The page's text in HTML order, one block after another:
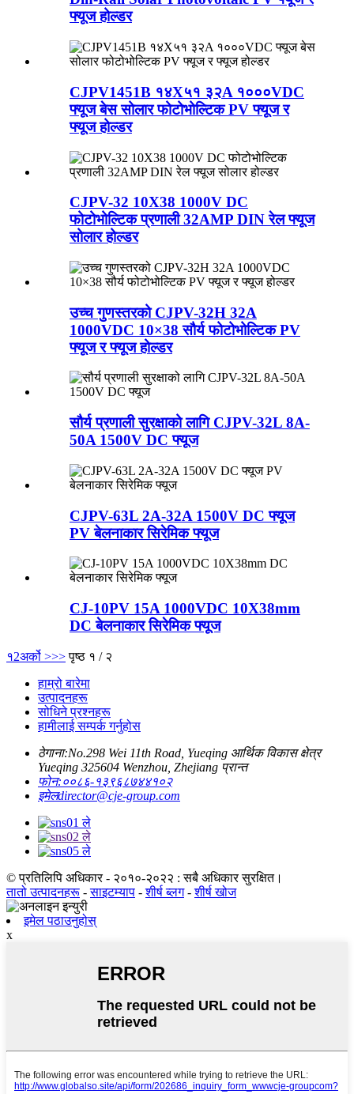
फ्यूज होल्डर
CJPV1451B १४X५१ ३२A १०००VDC
फ्यूज बेस सोलार फोटोभोल्टिक PV फ्यूज र
फ्यूज होल्डर
CJPV-32 10X38 1000V DC
फोटोभोल्टिक प्रणाली 32AMP DIN रेल फ्यूज
सोलार होल्डर
उच्च गुणस्तरको CJPV-32H 32A
1000VDC 10×38 सौर्य फोटोभोल्टिक PV
फ्यूज र फ्यूज होल्डर
सौर्य प्रणाली सुरक्षाको लागि CJPV-32L 8A-
50A 1500V DC फ्यूज
CJPV-63L 2A-32A 1500V DC फ्यूज
PV बेलनाकार सिरेमिक फ्यूज
CJ-10PV 15A 1000VDC 10X38mm
DC बेलनाकार सिरेमिक फ्यूज
१2अर्को >>> पृष्ठ १ / २
हाम्रो बारेमा
उत्पादनहरू
सोधिने प्रश्नहरू
हामीलाई सम्पर्क गर्नुहोस
ठेगाना:No.298 Wei 11th Road, Yueqing आर्थिक विकास क्षेत्र
Yueqing 325604 Wenzhou, Zhejiang प्रान्त
फोन:००८६-१३९६८७४४१०२
इमेलdirector@cje-group.com
© प्रतिलिपि अधिकार - २०१०-२०२२ : सबै अधिकार सुरक्षित।
तातो उत्पादनहरू -साइटम्याप -शीर्ष ब्लग-शीर्ष खोज
इमेल पठाउनुहोस्
x